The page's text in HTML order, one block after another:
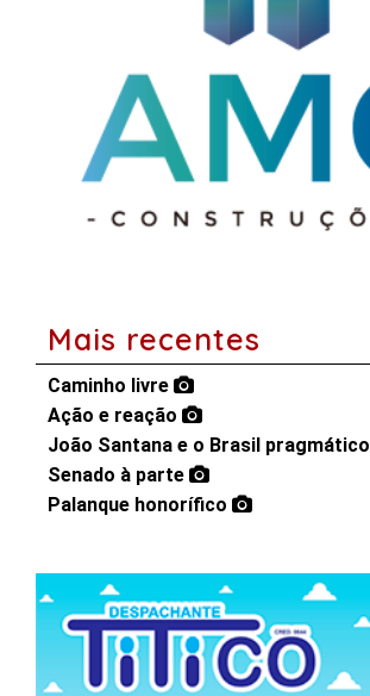
Mais recentes
Caminho livre
Ação e reação
João Santana e o Brasil pragmático
Senado à parte
Palanque honorífico